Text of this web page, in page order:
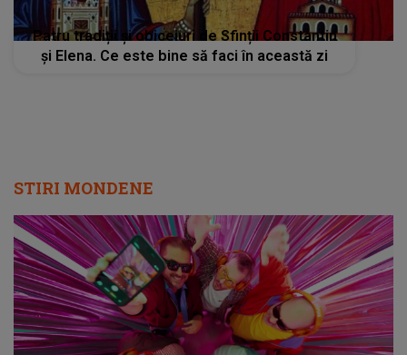
Patru tradiții și obiceiuri de Sfinții Constantin
și Elena. Ce este bine să faci în această zi
STIRI MONDENE